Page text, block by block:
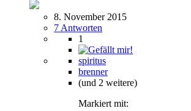
8. November 2015
7 Antworten
1
spiritus
brenner
(und 2 weitere)
Markiert mit: